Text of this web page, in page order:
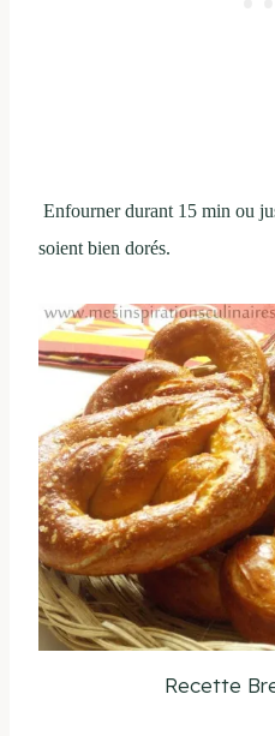
Enfourner durant 15 min ou
soient bien dorés.
Recette